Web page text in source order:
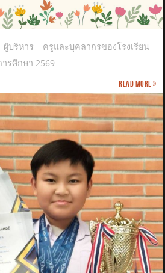
บริหาร ครูและบุคลากรของโรงเรียน
รศึกษา 2569
Read more »